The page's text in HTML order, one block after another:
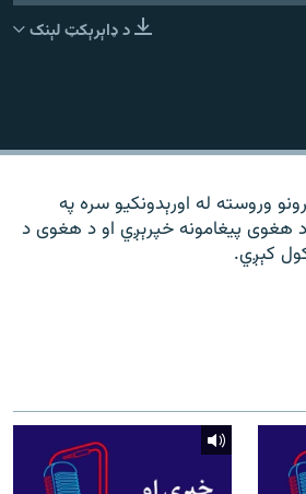
ووبپاڼې
د ډاېرېکټ لېنک
وروسته له اورېدونکیو سره په
هغوی پیغامونه خپرېږي او د هغوی د
کېږي.